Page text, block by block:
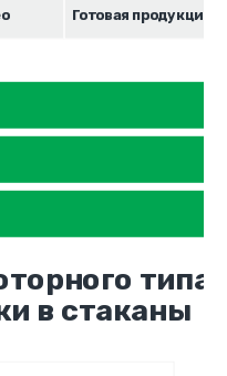
Готовая продукция
типа
в стаканы